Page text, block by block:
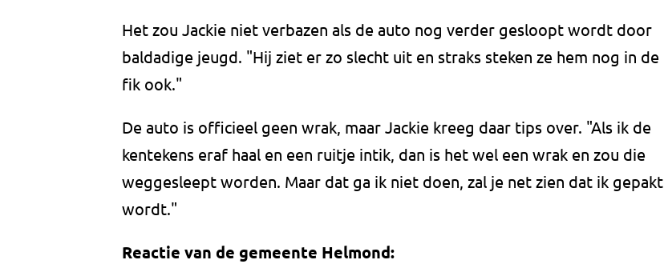
Het zou Jackie niet verbazen als de auto nog verder gesloopt wordt door
baldadige jeugd. "Hij ziet er zo slecht uit en straks steken ze hem nog in de
fik ook."
De auto is officieel geen wrak, maar Jackie kreeg daar tips over. "Als ik de
kentekens eraf haal en een ruitje intik, dan is het wel een wrak en zou die
weggesleept worden. Maar dat ga ik niet doen, zal je net zien dat ik gepakt
wordt."
Reactie van de gemeente Helmond: